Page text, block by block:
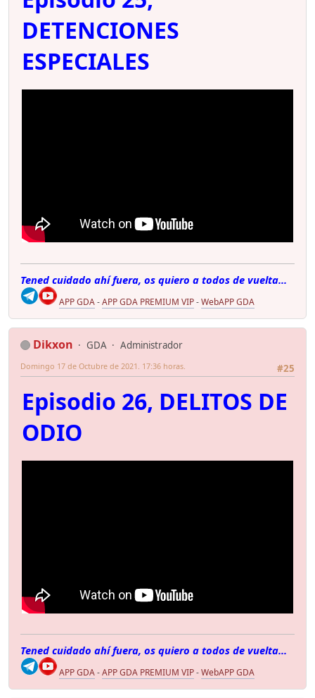
DETENCIONES
ESPECIALES
Tened cuidado ahí fuera, os quiero a todos de vuelta...
APP GDA-APP GDA PREMIUM VIP-WebAPP GDA
Dikxon GDA
Administrador
#25
Domingo 17 de Octubre de 2021. 17:36 horas.
Episodio 26, DELITOS DE
ODIO
Tened cuidado ahí fuera, os quiero a todos de vuelta...
APP GDA-APP GDA PREMIUM VIP-WebAPP GDA